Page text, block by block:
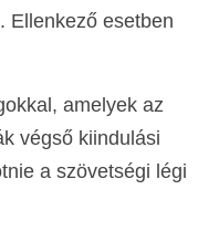
Ellenkező esetben
amelyek az
végső kiindulási
a szövetségi légi